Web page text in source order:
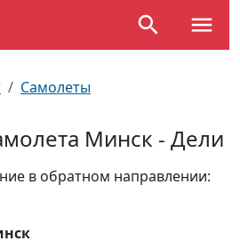
Самолеты
Минск - Дели
в обратном направлении: